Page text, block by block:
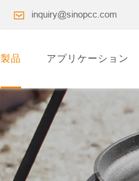
inquiry@sinopcc.com
製品 アプリケーション